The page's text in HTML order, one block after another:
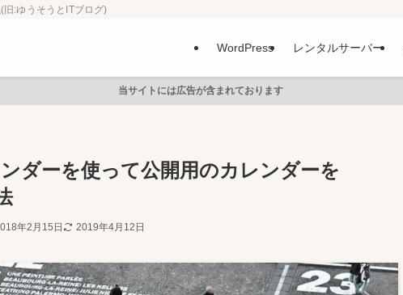
:ゆうそうとITブログ)
WordPress レンタルサーバー
当サイトには広告が含まれております
ダーを使って公開用のカレンダーを
年2月15日 2019年4月12日